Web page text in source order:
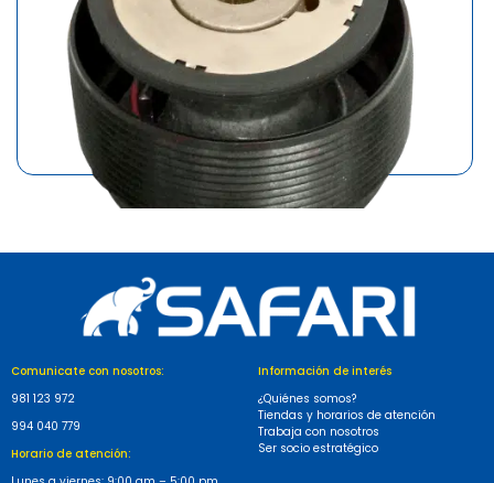
BOCAMASA PARA NISSAN
Comunicate con nosotros:
981 123 972
994 040 779
Horario de atención:
Información de interés
¿Quiénes somos?
Tiendas y horarios de atención
Trabaja con nosotros
Ser socio estratégico